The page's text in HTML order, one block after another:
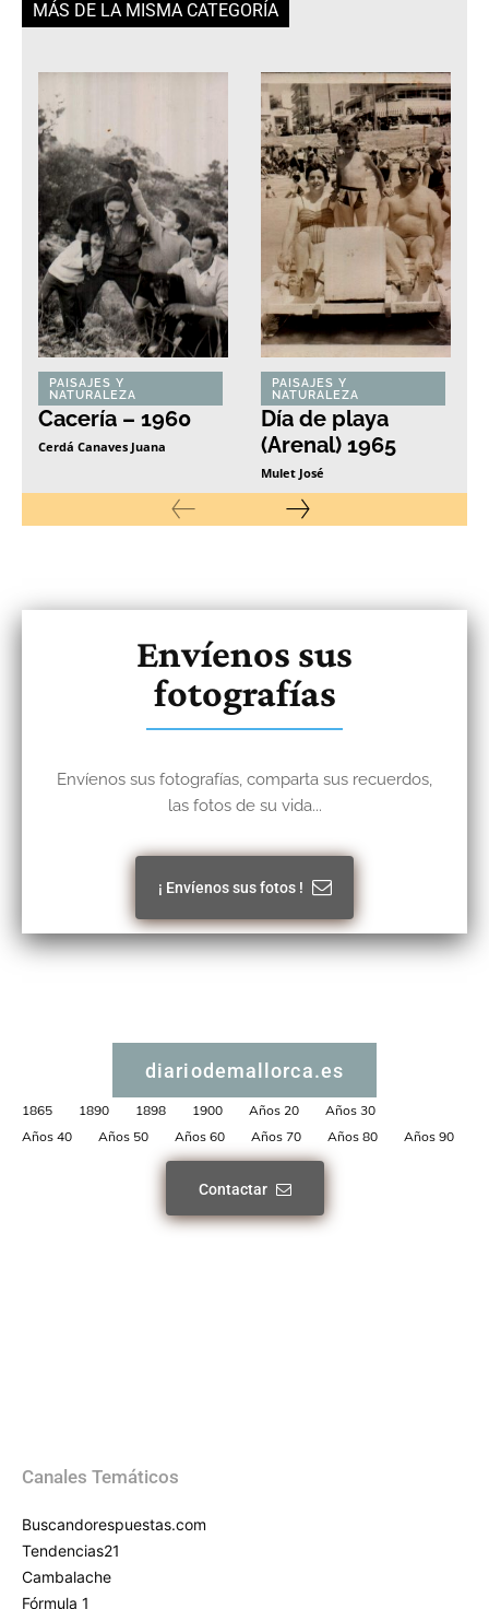
MÁS DE LA MISMA CATEGORÍA
PAISAJES Y
NATURALEZA
Cacería – 1960
Cerdá Canaves Juana
PAISAJES Y
NATURALEZA
Día de playa
(Arenal) 1965
Mulet José
Envíenos sus
fotografías
Envíenos sus fotografías, comparta sus recuerdos,
las fotos de su vida...
¡ Envíenos sus fotos !
diariodemallorca.es
1865 1890 1898 1900 Años 20
Años 30
Años 40
Años 50 Años 60 Años 70 Años 80 Años 90
Contactar
Canales Temáticos
Buscandorespuestas.com
Tendencias21
Cambalache
Fórmula 1